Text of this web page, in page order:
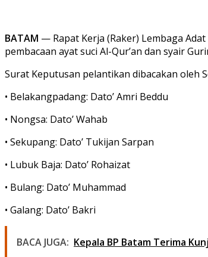
BATAM — Rapat Kerja (Raker) Lembaga
pembacaan ayat suci Al-Qur’an dan syair
Surat Keputusan pelantikan dibacakan oleh
• Belakangpadang: Dato’ Amri Beddu
• Nongsa: Dato’ Wahab
• Sekupang: Dato’ Tukijan Sarpan
• Lubuk Baja: Dato’ Rohaizat
• Bulang: Dato’ Muhammad
• Galang: Dato’ Bakri
BACA JUGA: Kepala BP Batam Terima